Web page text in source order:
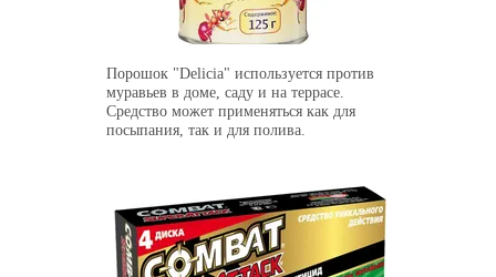
Порошок "Delicia" используется против
муравьев в доме, саду и на террасе.
Средство может применяться как для
посыпания, так и для полива.